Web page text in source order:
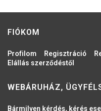
FIÓKOM
Profilom Regisztráció
Elállás szerződéstől
WEBÁRUHÁZ,
Bármilyen kérdés, kérés